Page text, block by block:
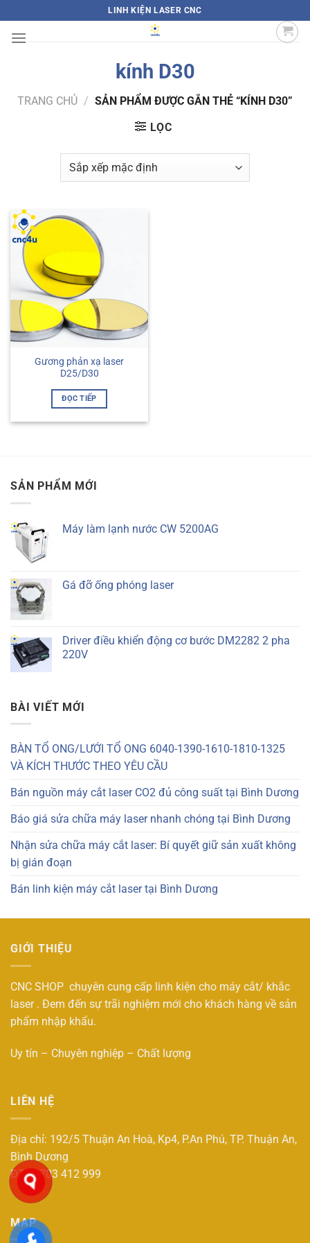
qua
nội
LINH KIỆN LASER CNC
kính D30
TRANG CHỦ / SẢN PHẨM ĐƯỢC GẮN THẺ “KÍNH D30”
LỌC
Gương phản xạ laser
D25/D30
ĐỌC TIẾP
SẢN PHẨM MỚI
Máy làm lạnh nước CW 5200AG
Gá đỡ ống phóng laser
Driver điều khiển động cơ bước DM2282 2 pha
220V
BÀI VIẾT MỚI
BÀN TỔ ONG/LƯỚI TỔ ONG 6040-1390-1610-1810-1325
VÀ KÍCH THƯỚC THEO YÊU CẦU
Bán nguồn máy cắt laser CO2 đủ công suất tại Bình Dương
Báo giá sửa chữa máy laser nhanh chóng tại Bình Dương
Nhận sửa chữa máy cắt laser: Bí quyết giữ sản xuất không
bị gián đoạn
Bán linh kiện máy cắt laser tại Bình Dương
GIỚI THIỆU
CNC SHOP chuyên cung cấp linh kiện cho máy cắt/ khắc
laser . Đem đến sự trãi nghiệm mới cho khách hàng về sản
phẩm nhập khẩu.
Uy tín – Chuyên nghiệp – Chất lượng
LIÊN HỆ
Địa chỉ: 192/5 Thuận An Hoà, Kp4, P.An Phú, TP. Thuận An,
Bình Dương
ĐT : 0703 412 999
MAP